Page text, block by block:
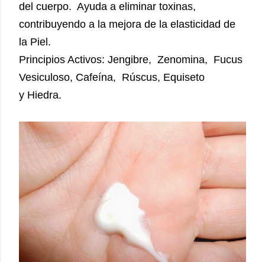
del cuerpo. Ayuda a eliminar toxinas,
contribuyendo a la mejora de la elasticidad de
la Piel.
Principios Activos: Jengibre, Zenomina, Fucus
Vesiculoso, Cafeína, Rúscus, Equiseto
y Hiedra.